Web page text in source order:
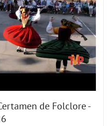
de Folclore -